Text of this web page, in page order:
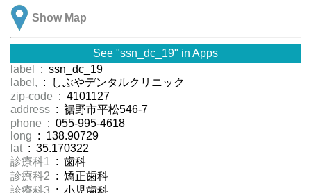
Show Map
See "ssn_dc_19" in Apps
label
: ssn_dc_19
label, : しぶやデンタルクリニック
zip-code : 4101127
address : 裾野市平松546-7
phone : 055-995-4618
long : 138.90729
lat : 35.170322
診療科1 : 歯科
診療科2 : 矯正歯科